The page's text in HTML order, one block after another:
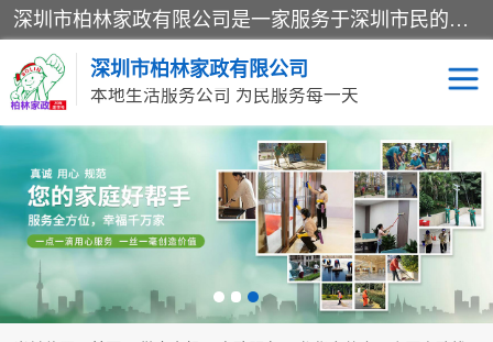
深圳市柏林家政有限公司是一家服务于深圳市民的专业家政公司。致力于为客户提供高质量、多维度的家庭服务，包括养老、母婴、月嫂育婴早教、康复理疗、家电清洗和保洁等方面的专业服务。
深圳市柏林家政有限公司
本地生活服务公司 为民服务每一天
家居保洁 护工月嫂
家庭保姆 家政服务